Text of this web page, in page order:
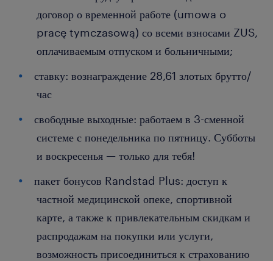
договор о временной работе (umowa o
pracę tymczasową) со всеми взносами ZUS,
оплачиваемым отпуском и больничными;
ставку: вознаграждение 28,61 злотых брутто/
час
свободные выходные: работаем в 3-сменной
системе с понедельника по пятницу. Субботы
и воскресенья — только для тебя!
пакет бонусов Randstad Plus: доступ к
частной медицинской опеке, спортивной
карте, а также к привлекательным скидкам и
распродажам на покупки или услуги,
возможность присоединиться к страхованию